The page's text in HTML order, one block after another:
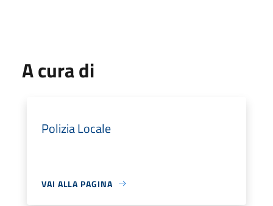
A cura di
Polizia Locale
VAI ALLA PAGINA